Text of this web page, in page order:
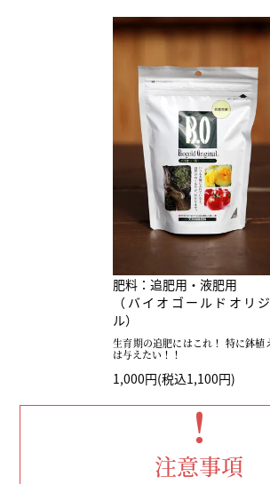
肥料：追肥用・液肥用
（バイオゴールドオリ
ル）
生育期の追肥にはこれ！ 特に鉢植
は与えたい！！
1,000円(税込1,100円)
！
注意事項